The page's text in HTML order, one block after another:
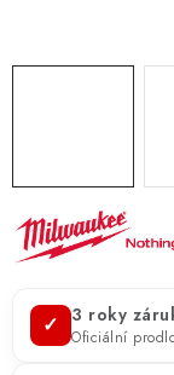
✓ 3 roky
Oficiální